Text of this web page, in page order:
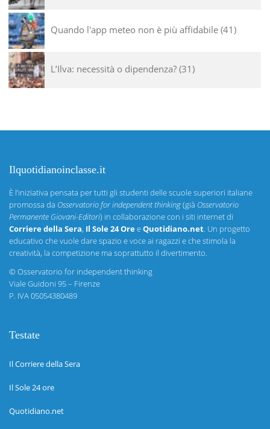
Quando l'app meteo non è più affidabile 41
L’Ilva: necessità o dipendenza? 31
Ilquotidianoinclasse.it
È l’iniziativa pensata per tutti gli studenti delle scuole superiori italiane
promossa da Osservatorio for independent thinking(già Osservatorio
Permanente Giovani-Editori) in collaborazione con i siti internet di
Corriere della Sera, Il Sole 24 OreeQuotidiano.net. Un progetto
educativo che vuole dare spazio e voce ai ragazzi e che stimola la
creatività, la competizione ma soprattutto il divertimento.
©Osservatorio for independent thinking
Viale Guidoni 95 – Firenze
P. IVA 05054380489
Testate
Il Corriere della Sera
Il Sole 24 ore
Quotidiano.net